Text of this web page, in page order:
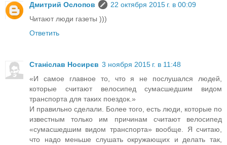
Дмитрий Ослопов
22 октября 2015 г. в 00:09
Читают люди газеты )))
Ответить
Станіслав Носирєв 3 ноября 2015 г. в 11:48
«И самое главное то, что я не послушался людей,
которые считают велосипед сумасшедшим видом
транспорта для таких поездок.»
И правильно сделали. Более того, есть люди, которые по
известным только им причинам считают велосипед
«сумасшедшим видом транспорта» вообще. Я считаю,
что надо меньше слушать окружающих и делать так,